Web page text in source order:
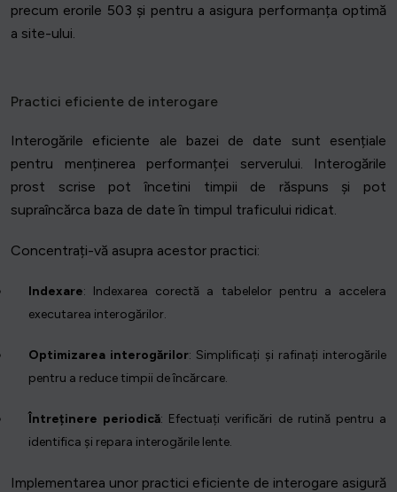
precum erorile 503 și pentru a asigura performanța optimă
a site-ului.
Practici eficiente de interogare
Interogările eficiente ale bazei de date sunt esențiale
pentru menținerea performanței serverului. Interogările
prost scrise pot încetini timpii de răspuns și pot
supraîncărca baza de date în timpul traficului ridicat.
Concentrați-vă asupra acestor practici:
Indexare: Indexarea corectă a tabelelor pentru a accelera
executarea interogărilor.
Optimizarea interogărilor: Simplificați și rafinați interogările
pentru a reduce timpii de încărcare.
Întreținere periodică: Efectuați verificări de rutină pentru a
identifica și repara interogările lente.
Implementarea unor practici eficiente de interogare asigură